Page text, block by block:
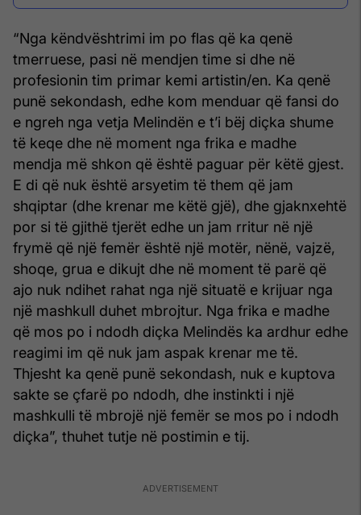
“Nga këndvështrimi im po flas që ka qenë
tmerruese, pasi në mendjen time si dhe në
profesionin tim primar kemi artistin/en. Ka qenë
punë sekondash, edhe kom menduar që fansi do
e ngreh nga vetja Melindën e t’i bëj diçka shume
të keqe dhe në moment nga frika e madhe
mendja më shkon që është paguar për këtë gjest.
E di që nuk është arsyetim të them që jam
shqiptar (dhe krenar me këtë gjë), dhe gjaknxehtë
por si të gjithë tjerët edhe un jam rritur në një
frymë që një femër është një motër, nënë, vajzë,
shoqe, grua e dikujt dhe në moment të parë që
ajo nuk ndihet rahat nga një situatë e krijuar nga
një mashkull duhet mbrojtur. Nga frika e madhe
që mos po i ndodh diçka Melindës ka ardhur edhe
reagimi im që nuk jam aspak krenar me të.
Thjesht ka qenë punë sekondash, nuk e kuptova
sakte se çfarë po ndodh, dhe instinkti i një
mashkulli të mbrojë një femër se mos po i ndodh
diçka”, thuhet tutje në postimin e tij.